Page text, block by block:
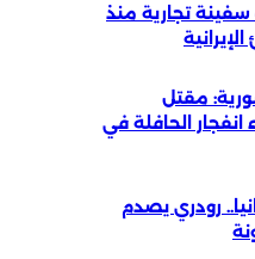
سنتكوم: تغيير مسار 49 سفينة تجارية منذ
مقتل
13 جراء انفجار الحافلة في
رودري يصدم